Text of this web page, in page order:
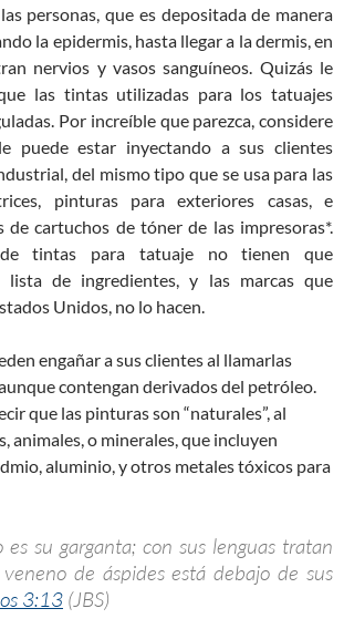
personas, que es depositada de manera
la epidermis, hasta llegar a la dermis, en
nervios y vasos sanguíneos. Quizás le
las tintas utilizadas para los tatuajes
Por increíble que parezca, considere
puede estar inyectando a sus clientes
del mismo tipo que se usa para las
pinturas para exteriores casas, e
de cartuchos de tóner de las impresoras*.
de tintas para tatuaje no tienen que
lista de ingredientes, y las marcas que
Unidos, no lo hacen.
engañar a sus clientes al llamarlas
contengan derivados del petróleo.
que las pinturas son “naturales”, al
animales, o minerales, que incluyen
aluminio, y otros metales tóxicos para
es su garganta; con sus lenguas tratan
de áspides está debajo de sus
3:13 (JBS)